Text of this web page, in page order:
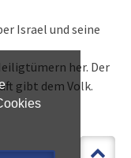
Israel und seine
her. Der
gibt dem Volk.